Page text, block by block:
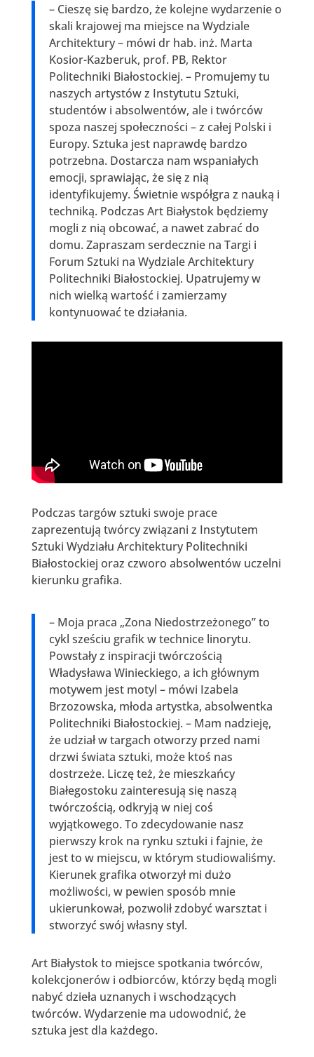
– Cieszę się bardzo, że kolejne wydarzenie o
skali krajowej ma miejsce na Wydziale
Architektury – mówi dr hab. inż. Marta
Kosior-Kazberuk, prof. PB, Rektor
Politechniki Białostockiej. – Promujemy tu
naszych artystów z Instytutu Sztuki,
studentów i absolwentów, ale i twórców
spoza naszej społeczności – z całej Polski i
Europy. Sztuka jest naprawdę bardzo
potrzebna. Dostarcza nam wspaniałych
emocji, sprawiając, że się z nią
identyfikujemy. Świetnie współgra z nauką i
techniką. Podczas Art Białystok będziemy
mogli z nią obcować, a nawet zabrać do
domu. Zapraszam serdecznie na Targi i
Forum Sztuki na Wydziale Architektury
Politechniki Białostockiej. Upatrujemy w
nich wielką wartość i zamierzamy
kontynuować te działania.
Podczas targów sztuki swoje prace
zaprezentują twórcy związani z Instytutem
Sztuki Wydziału Architektury Politechniki
Białostockiej oraz czworo absolwentów uczelni
kierunku grafika.
– Moja praca „Zona Niedostrzeżonego” to
cykl sześciu grafik w technice linorytu.
Powstały z inspiracji twórczością
Władysława Winieckiego, a ich głównym
motywem jest motyl – mówi Izabela
Brzozowska, młoda artystka, absolwentka
Politechniki Białostockiej. – Mam nadzieję,
że udział w targach otworzy przed nami
drzwi świata sztuki, może ktoś nas
dostrzeże. Liczę też, że mieszkańcy
Białegostoku zainteresują się naszą
twórczością, odkryją w niej coś
wyjątkowego. To zdecydowanie nasz
pierwszy krok na rynku sztuki i fajnie, że
jest to w miejscu, w którym studiowaliśmy.
Kierunek grafika otworzył mi dużo
możliwości, w pewien sposób mnie
ukierunkował, pozwolił zdobyć warsztat i
stworzyć swój własny styl.
Art Białystok to miejsce spotkania twórców,
kolekcjonerów i odbiorców, którzy będą mogli
nabyć dzieła uznanych i wschodzących
twórców. Wydarzenie ma udowodnić, że
sztuka jest dla każdego.